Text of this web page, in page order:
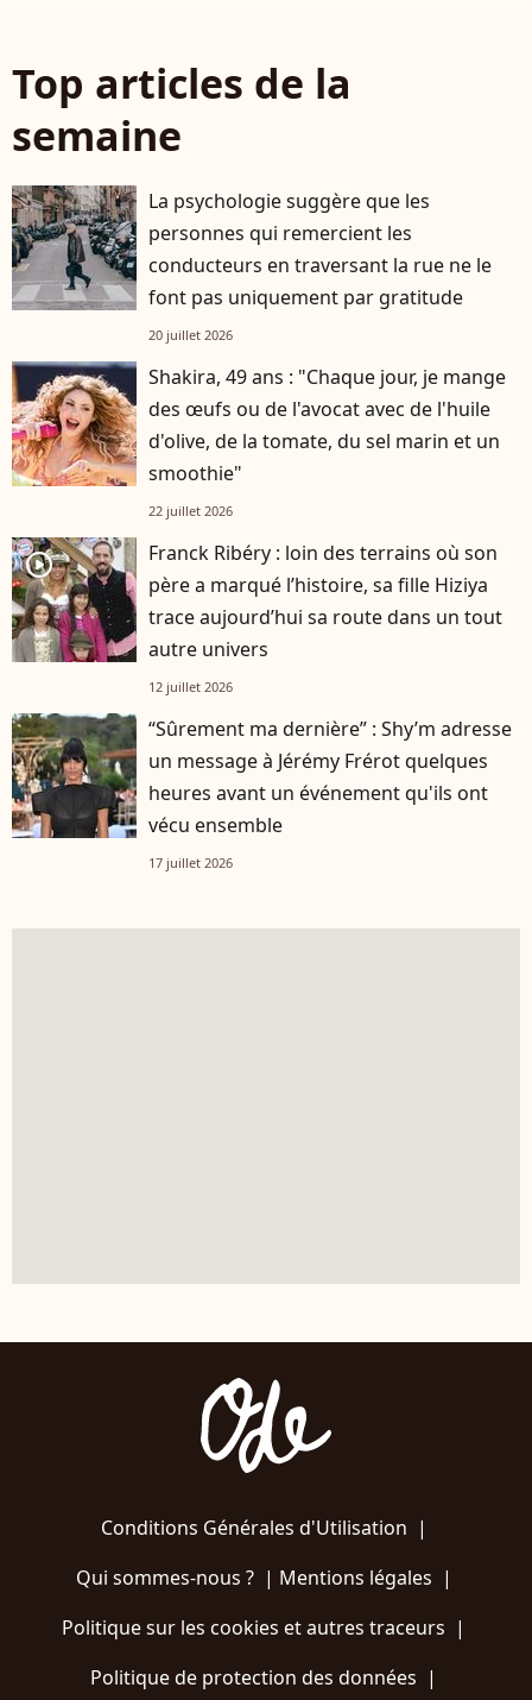
Top articles de la
semaine
La psychologie suggère que les
personnes qui remercient les
conducteurs en traversant la rue ne le
font pas uniquement par gratitude
20 juillet 2026
Shakira, 49 ans : "Chaque jour, je mange
des œufs ou de l'avocat avec de l'huile
d'olive, de la tomate, du sel marin et un
smoothie"
22 juillet 2026
player2
Franck Ribéry : loin des terrains où son
père a marqué l’histoire, sa fille Hiziya
trace aujourd’hui sa route dans un tout
autre univers
12 juillet 2026
“Sûrement ma dernière” : Shy’m adresse
un message à Jérémy Frérot quelques
heures avant un événement qu'ils ont
vécu ensemble
17 juillet 2026
Conditions Générales d'Utilisation |
Qui sommes-nous ?| Mentions légales |
Politique sur les cookies et autres traceurs |
Politique de protection des données |